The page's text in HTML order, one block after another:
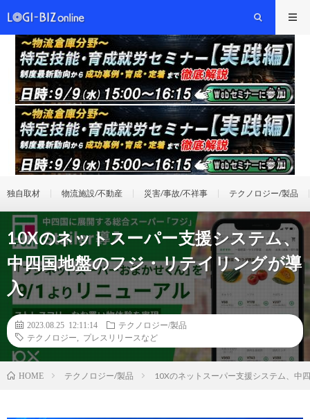
独自取材 物流施設/不動産 災害/事故/不祥事 テクノロジー/製品
10Xのネットスーパー支援システム、
中四国地盤のフジ・リテイリングが導
入
2023.08.25 12:11:14
テクノロジー/製品
テクノロジー
プレスリリースなど
HOME テクノロジー/製品 10Xのネットスーパー支援システム、中